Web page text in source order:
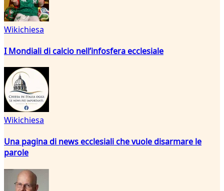
Wikichiesa
I Mondiali di calcio nell’infosfera ecclesiale
Wikichiesa
Una pagina di news ecclesiali che vuole disarmare le
parole